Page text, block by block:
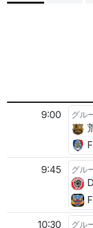
9:00
グル
9:45 グル
10:30 グル